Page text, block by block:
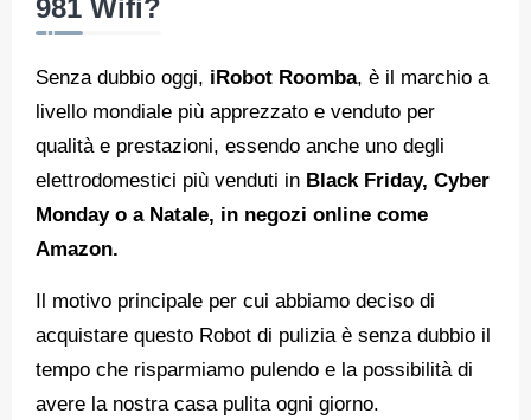
981 Wifi?
Senza dubbio oggi, iRobot Roomba, è il marchio a
livello mondiale più apprezzato e venduto per
qualità e prestazioni, essendo anche uno degli
elettrodomestici più venduti in Black Friday, Cyber
Monday o a Natale, in negozi online come
Amazon.
Il motivo principale per cui abbiamo deciso di
acquistare questo Robot di pulizia è senza dubbio il
tempo che risparmiamo pulendo e la possibilità di
avere la nostra casa pulita ogni giorno.